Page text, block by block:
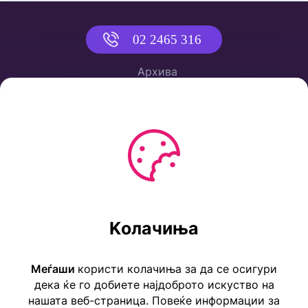
02 2465 316
Архива
Тел: ++389 2 2465 316
Kолачиња
Меѓаши користи колачиња за да се осигури
дека ќе го добиете најдоброто искуство на
нашата веб-страница. Повеќе информации за